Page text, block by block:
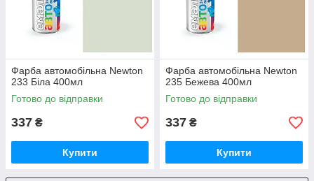
Фарба автомобільна Newton
233 Біла 400мл
Готово до відправки
337 ₴
Купити
Фарба автомобільна Newton
235 Бежева 400мл
Готово до відправки
337 ₴
Купити